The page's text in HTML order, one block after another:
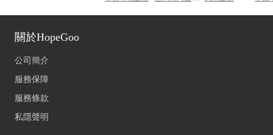
關於HopeGoo
公司簡介
服務保障
服務條款
私隱聲明